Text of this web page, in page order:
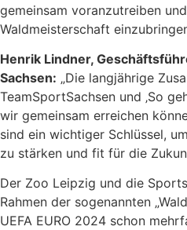
gemeinsam voranzutreiben
Waldmeisterschaft
Henrik Lindner,
Sachsen: „Die langjährige
TeamSportSachsen und ‚So
wir gemeinsam erreichen
sind ein wichtiger Schlüssel,
zu stärken und fit für die
Der Zoo Leipzig und die
Rahmen der sogenannten
UEFA EURO 2024 schon